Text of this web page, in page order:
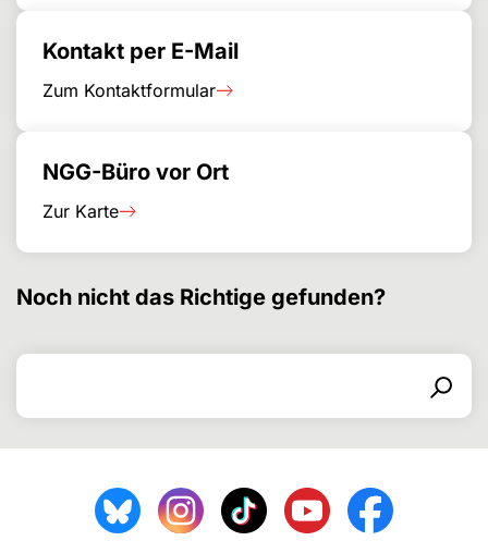
Kontakt per E-Mail
Zum Kontaktformular
NGG-Büro vor Ort
Zur Karte
Noch nicht das Richtige gefunden?
Search for
Search